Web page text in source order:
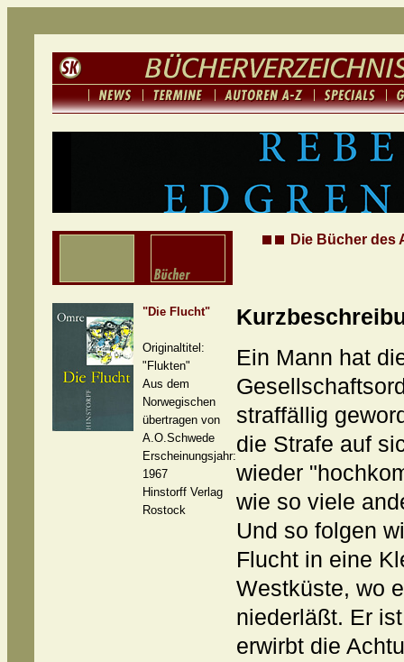
Die Bücher des
"Die Flucht"
Originaltitel:
"Flukten"
Aus dem
Norwegischen
übertragen von
A.O.Schwede
Erscheinungsjahr:
1967
Hinstorff Verlag
Rostock
Ein Mann hat
straffällig
die Strafe auf
wieder
wie so viele
Und so folgen
Flucht in eine
Westküste, wo
niederläßt. Er
erwirbt die